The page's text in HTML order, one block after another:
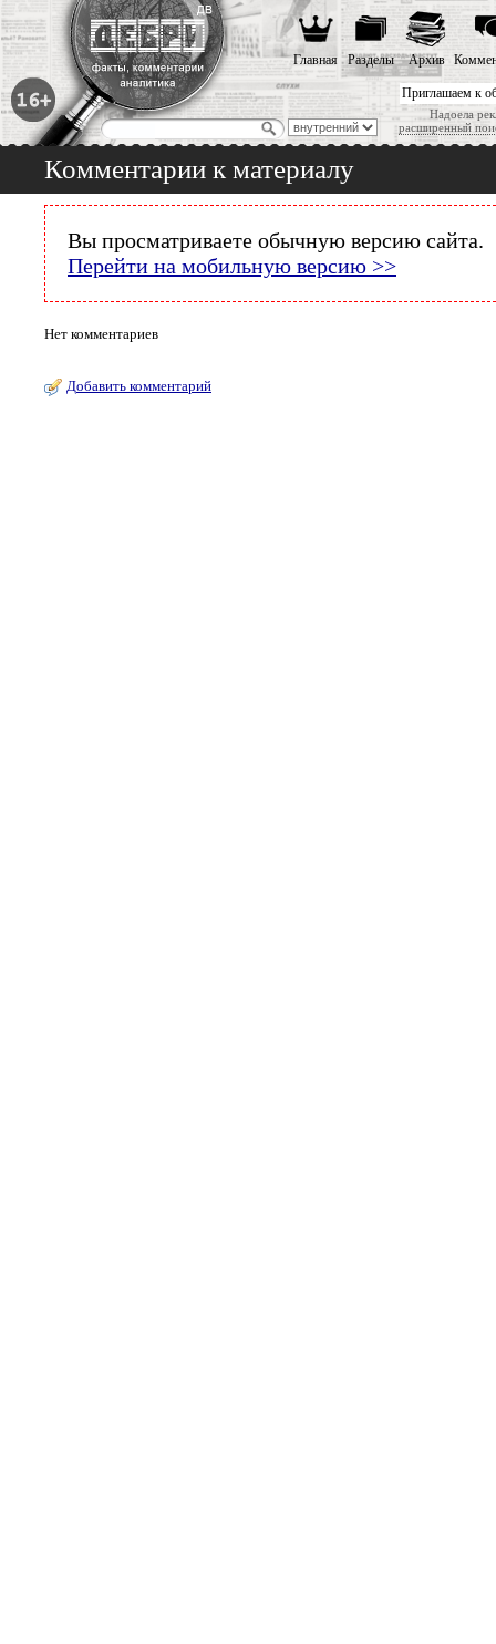
Приглашаем к
Надоела
расширенный
Главная Разделы Архив
Комментарии к материалу
Вы просматриваете обычную версию сайта.
Перейти на мобильную версию >>
Нет комментариев
Добавить комментарий